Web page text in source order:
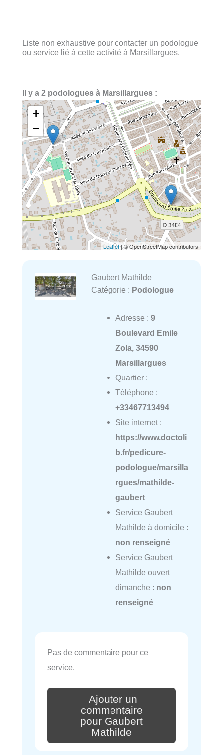
Liste non exhaustive pour contacter un podologue
ou service lié à cette activité à Marsillargues.
Il y a 2 podologues à Marsillargues :
+
−
Leaflet| © OpenStreetMap contributors
Gaubert Mathilde
Catégorie : Podologue
Adresse : 9
Boulevard Emile
Zola, 34590
Marsillargues
Quartier :
Téléphone :
+33467713494
Site internet :
https://www.doctoli
b.fr/pedicure-
podologue/marsilla
rgues/mathilde-
gaubert
Service Gaubert
Mathilde à domicile :
non renseigné
Service Gaubert
Mathilde ouvert
dimanche : non
renseigné
Pas de commentaire pour ce
service.
Ajouter un
commentaire
pour Gaubert
Mathilde